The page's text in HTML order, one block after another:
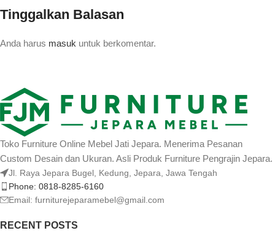
Tinggalkan Balasan
Anda harus masuk untuk berkomentar.
Toko Furniture Online Mebel Jati Jepara. Menerima Pesanan
Custom Desain dan Ukuran. Asli Produk Furniture Pengrajin Jepara.
Jl. Raya Jepara Bugel, Kedung, Jepara, Jawa Tengah
Phone: 0818-8285-6160
Email: furniturejeparamebel@gmail.com
RECENT POSTS